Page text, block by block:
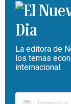
La editora de
los temas
internacional.